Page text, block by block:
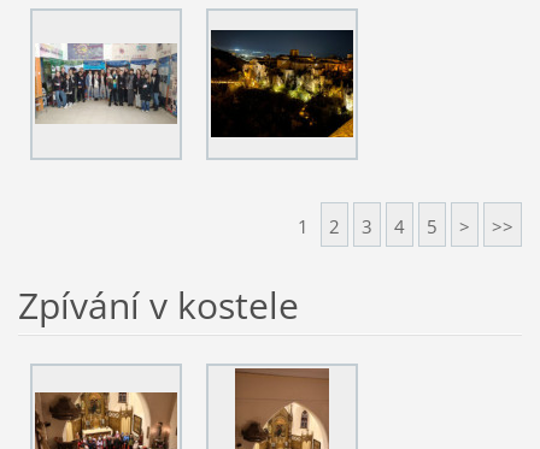
1 2 3 4 5 > >>
Zpívání v kostele